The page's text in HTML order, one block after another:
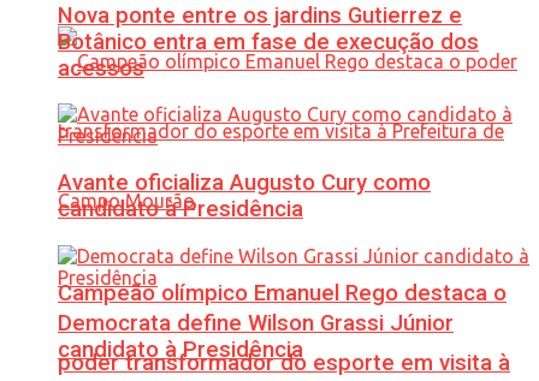
Campeão olímpico Emanuel Rego destaca o
poder transformador do esporte em visita à
Nova ponte entre os jardins Gutierrez e
Botânico entra em fase de execução dos
acessos
Avante oficializa Augusto Cury como
candidato à Presidência
Democrata define Wilson Grassi Júnior
candidato à Presidência